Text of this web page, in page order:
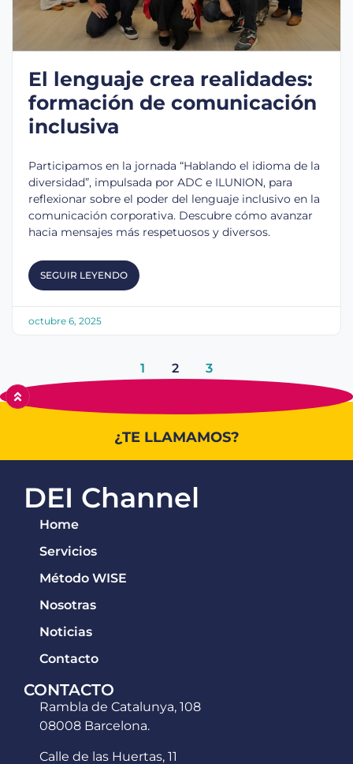
El lenguaje crea realidades:
formación de comunicación
inclusiva
Participamos en la jornada “Hablando el idioma de la
diversidad”, impulsada por ADC e ILUNION, para
reflexionar sobre el poder del lenguaje inclusivo en la
comunicación corporativa. Descubre cómo avanzar
hacia mensajes más respetuosos y diversos.
SEGUIR LEYENDO
octubre 6, 2025
1 2 3
¿TE LLAMAMOS?
DEI Channel
Home
Servicios
Método WISE
Nosotras
Noticias
Contacto
CONTACTO
Rambla de Catalunya, 108
08008 Barcelona.
Calle de las Huertas, 11